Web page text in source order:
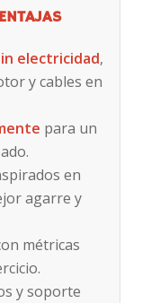
electricidad,
y cables en
para un
en
agarre y
métricas
y soporte